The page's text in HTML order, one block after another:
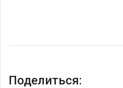
Поделиться: